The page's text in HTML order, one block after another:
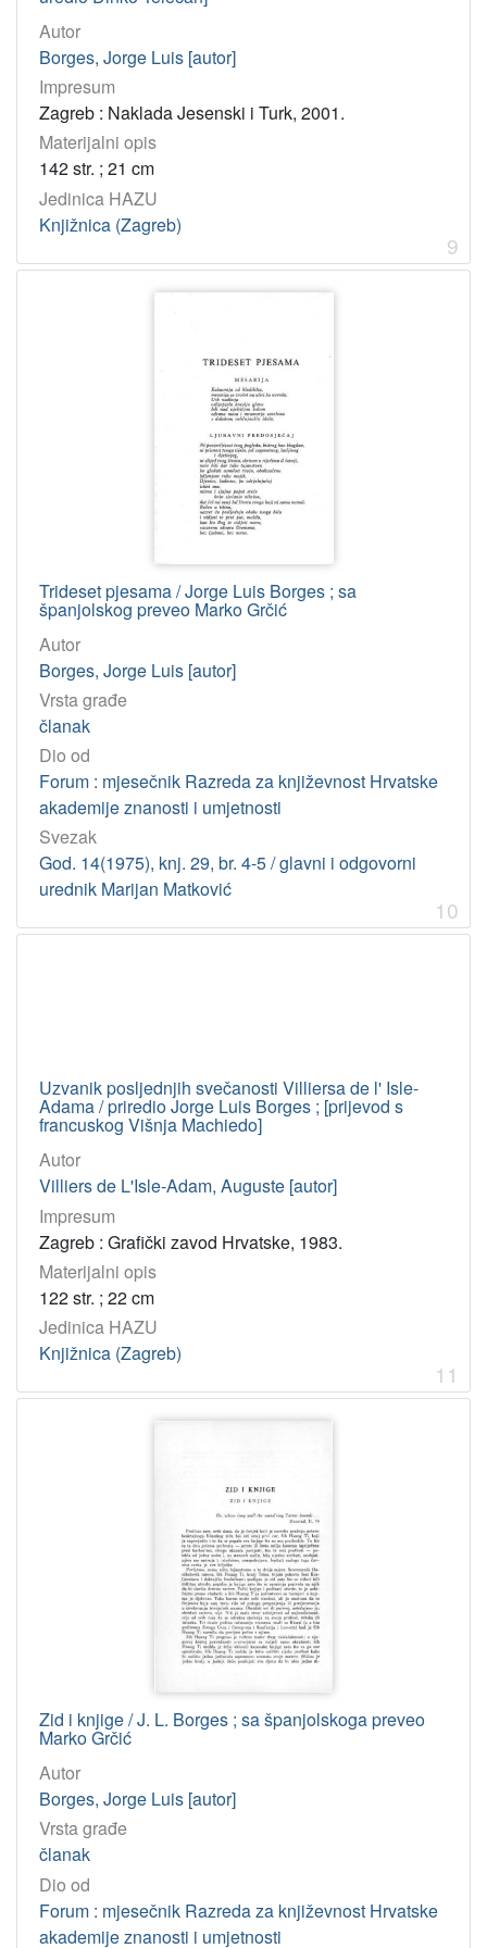
Autor
Borges, Jorge Luis [autor]
Impresum
Zagreb : Naklada Jesenski i Turk, 2001.
Materijalni opis
142 str. ; 21 cm
Jedinica HAZU
Knjižnica (Zagreb)
9
Trideset pjesama / Jorge Luis Borges ; sa
španjolskog preveo Marko Grčić
Autor
Borges, Jorge Luis [autor]
Vrsta građe
članak
Dio od
Forum : mjesečnik Razreda za književnost Hrvatske
akademije znanosti i umjetnosti
Svezak
God. 14(1975), knj. 29, br. 4-5 / glavni i odgovorni
urednik Marijan Matković
10
Uzvanik posljednjih svečanosti Villiersa de l' Isle-
Adama / priredio Jorge Luis Borges ; [prijevod s
francuskog Višnja Machiedo]
Autor
Villiers de L'Isle-Adam, Auguste [autor]
Impresum
Zagreb : Grafički zavod Hrvatske, 1983.
Materijalni opis
122 str. ; 22 cm
Jedinica HAZU
Knjižnica (Zagreb)
11
Zid i knjige / J. L. Borges ; sa španjolskoga preveo
Marko Grčić
Autor
Borges, Jorge Luis [autor]
Vrsta građe
članak
Dio od
Forum : mjesečnik Razreda za književnost Hrvatske
akademije znanosti i umjetnosti